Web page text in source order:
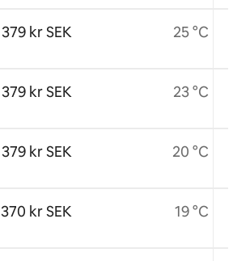
379 kr SEK
379 kr SEK
379 kr SEK
370 kr SEK
25 °C
23 °C
20 °C
19 °C